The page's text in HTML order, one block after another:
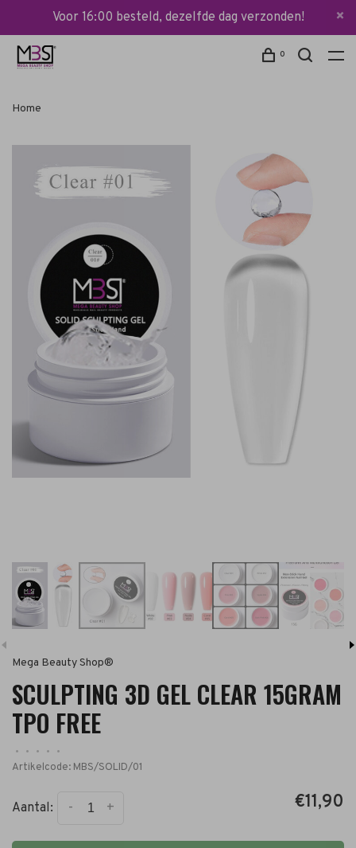
Voor 16:00 besteld, dezelfde dag verzonden!
0
Home
Mega Beauty Shop®
SCULPTING 3D GEL CLEAR 15GRAM
TPO FREE
• • • •
•
Artikelcode: MBS/SOLID/01
Aantal: +
- €11,90